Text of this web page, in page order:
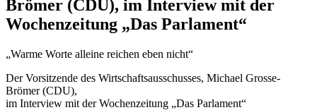
Brömer (CDU), im Interview mit der
Wochenzeitung „Das Parlament“
„Warme Worte alleine reichen eben nicht“
Der Vorsitzende des Wirtschaftsausschusses, Michael Grosse-
Brömer (CDU),
im Interview mit der Wochenzeitung „Das Parlament“